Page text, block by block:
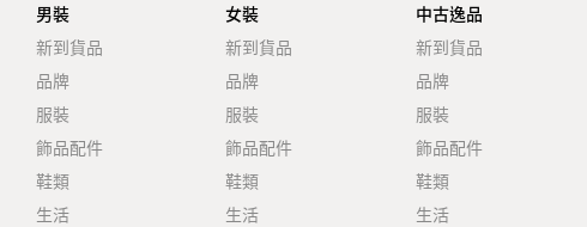
男裝
新到貨品
品牌
服裝
飾品配件
鞋類
生活
女裝
新到貨品
品牌
服裝
飾品配件
鞋類
生活
中古逸品
新到貨品
品牌
服裝
飾品配件
鞋類
生活